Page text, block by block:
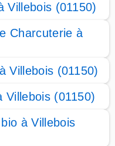
Villebois (01150)
Charcuterie à
Villebois (01150)
Villebois (01150)
à Villebois